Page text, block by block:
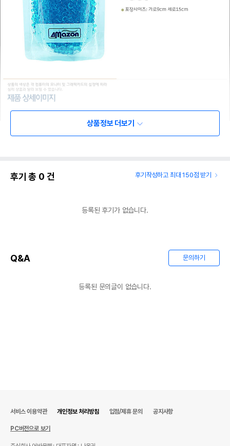
상품정보 더보기
후기 총 0 건 후기작성하고 최대 150점 받기
등록된 후기가 없습니다.
Q&A 문의하기
등록된 문의글이 없습니다.
서비스 이용약관 개인정보 처리방침 입점/제휴 문의 공지사항
PC버전으로 보기